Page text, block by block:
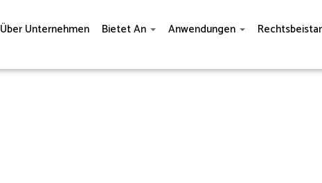
Über Unternehmen Bietet An Anwendungen